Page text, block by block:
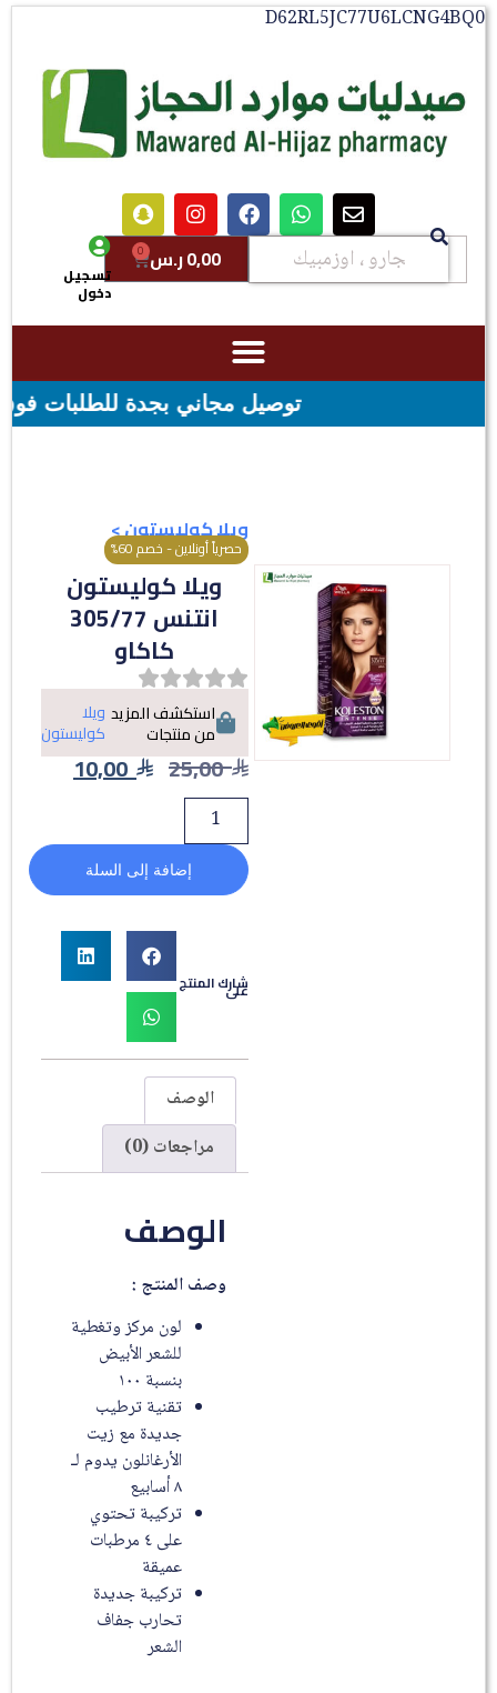
D62RL5JC77U6LCNG4BQ0
0,00ر.س 0
تسجيل
دخول
توصيل مجاني بجدة للطلبات فوق قيمه ال ١٠٠ ريال - شحن مجاني لقيمه اكثر من ٢٩٩
ويلا كوليستون>
حصرياً أونلاين - خصم 60%
ويلا كوليستون
انتنس 305/77
كاكاو
استكشف المزيد
من منتجات
ويلا
كوليستون
25,00
10,00
إضافة إلى السلة
شارك المنتج
على
الوصف
مراجعات (0)
الوصف
وصف المنتج :
لون مركز وتغطية
للشعر الأبيض
بنسبة ١٠٠
تقنية ترطيب
جديدة مع زيت
الأرغانلون يدوم لـ
٨ أسابيع
تركيبة تحتوي
على ٤ مرطبات
عميقة
تركيبة جديدة
تحارب جفاف
الشعر